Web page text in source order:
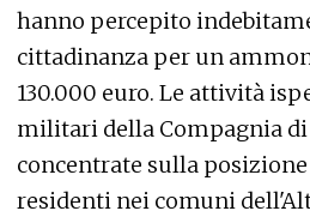
hanno percepito
cittadinanza per un
130.000 euro. Le attività
militari della Compagnia di
concentrate sulla
residenti nei comuni